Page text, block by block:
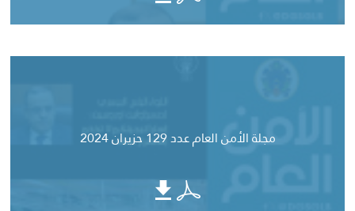
مجلة الأمن العام عدد 129 حزيران 2024